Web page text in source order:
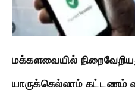
மக்களவையில்
யாருக்கெல்லாம் கட்டணம்